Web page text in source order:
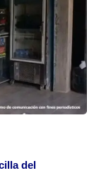
del